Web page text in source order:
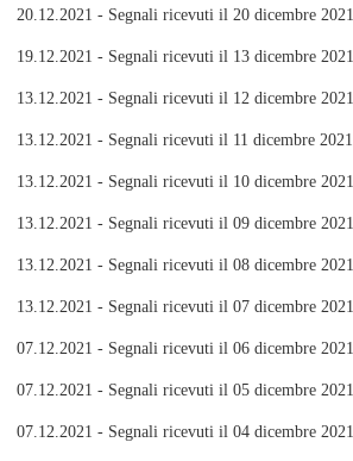
20.12.2021 - Segnali ricevuti il 20 dicembre 2021
19.12.2021 - Segnali ricevuti il 13 dicembre 2021
13.12.2021 - Segnali ricevuti il 12 dicembre 2021
13.12.2021 - Segnali ricevuti il 11 dicembre 2021
13.12.2021 - Segnali ricevuti il 10 dicembre 2021
13.12.2021 - Segnali ricevuti il 09 dicembre 2021
13.12.2021 - Segnali ricevuti il 08 dicembre 2021
13.12.2021 - Segnali ricevuti il 07 dicembre 2021
07.12.2021 - Segnali ricevuti il 06 dicembre 2021
07.12.2021 - Segnali ricevuti il 05 dicembre 2021
07.12.2021 - Segnali ricevuti il 04 dicembre 2021